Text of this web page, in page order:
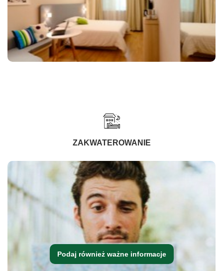
ZAKWATEROWANIE
Podaj również ważne informacje